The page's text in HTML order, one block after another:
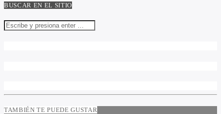
BUSCAR EN EL SITIO
TAMBIÉN TE PUEDE GUSTAR